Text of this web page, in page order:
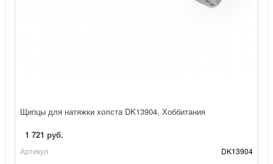
Щипцы для натяжки холста DK13904, Хоббитания
1 721 руб.
Артикул DK13904